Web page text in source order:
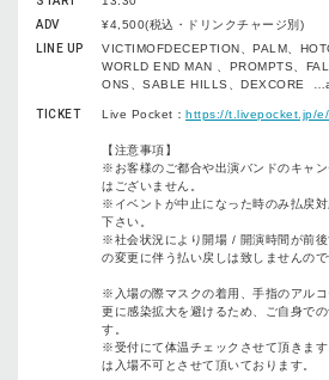
ADV
¥4,500(税込・ドリンクチャージ別)
LINE UP
VICTIMOFDECEPTION、PALM、
WORLD END MAN
PROMPTS、
ONS、SABLE HILLS、DEXCORE
TICKET Live Pocket： https://t.livepocket.jp/
【注意事項】
※お客様のご都合や出演バンドのキャン
はございません。
※イベントが中止になった時のみ払戻
下さい。
※社会状況により開場 / 開演時間が前
の変更に伴う払い戻しは致しませんの
※入場の際マスクの着用、手指のアルコ
更に感染拡大を避けるため、ご自身で
す。
※受付にて体温チェックさせて頂きま
は入場不可とさせて頂いております。